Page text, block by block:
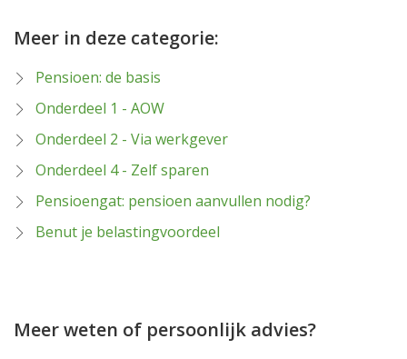
Meer in deze categorie:
Pensioen: de basis
Onderdeel 1 - AOW
Onderdeel 2 - Via werkgever
Onderdeel 4 - Zelf sparen
Pensioengat: pensioen aanvullen nodig?
Benut je belastingvoordeel
Meer weten of persoonlijk advies?